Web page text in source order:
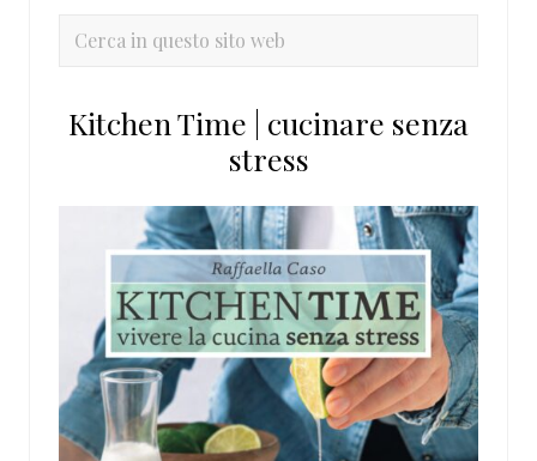
primaria
Cerca
sito
Kitchen Time | cucinare senza
stress